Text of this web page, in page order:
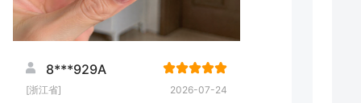
8***929A
[浙江省] 2026-07-24